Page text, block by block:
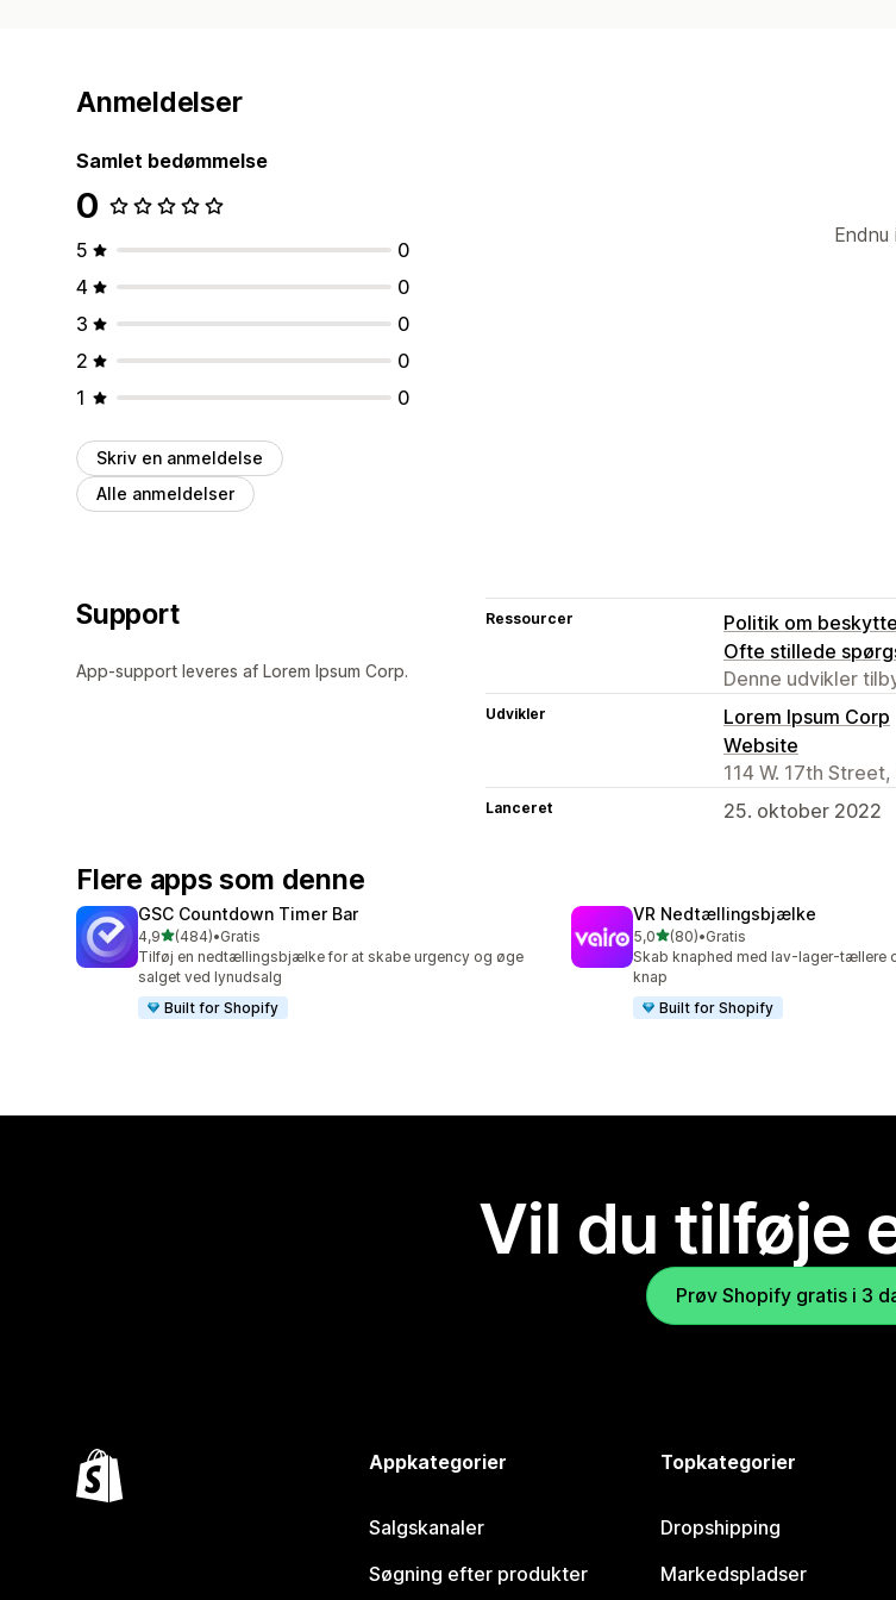
Anmeldelser
Samlet bedømmelse
0
5
0
4
0
3
0
2
0
1
0
Skriv en anmeldelse
Alle anmeldelser
Endnu
Support
App-support leveres af Lorem Ipsum Corp.
Ressourcer
Politik om
Ofte stillede
Denne udvikler
Udvikler
Lorem Ipsum Corp
Website
114 W. 17th
Lanceret 25. oktober 2022
Flere apps som denne
GSC Countdown Timer Bar
4,9ud af 5 stjerner
(484)
484 anmeldelser i alt
•Gratis
Tilføj en nedtællingsbjælke for at skabe urgency og øge
salget ved lynudsalg
Built for Shopify
VR Nedtællingsbjælke
5,0ud af 5 stjerner
(80)
80 anmeldelser i alt
•Gratis
Skab knaphed med lav-lager-tællere
knap
Built for Shopify
Vil du tilføje
Prøv Shopify gratis i 3
Appkategorier
Salgskanaler
Søgning efter produkter
Topkategorier
Dropshipping
Markedspladser